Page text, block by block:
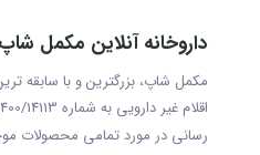
داروخانه آنلاین مکمل شاپ
مکمل شاپ، بزرگترین و با سابقه
رسانی در مورد تمامی محصولات